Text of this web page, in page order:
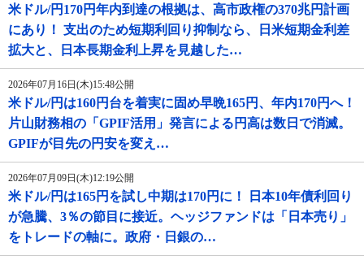
米ドル/円170円年内到達の根拠は、高市政権の370兆円計画
にあり！ 支出のため短期利回り抑制なら、日米短期金利差
拡大と、日本長期金利上昇を見越した…
2026年07月16日(木)15:48公開
米ドル/円は160円台を着実に固め早晩165円、年内170円へ！
片山財務相の「GPIF活用」発言による円高は数日で消滅。
GPIFが目先の円安を変え…
2026年07月09日(木)12:19公開
米ドル/円は165円を試し中期は170円に！ 日本10年債利回り
が急騰、3％の節目に接近。ヘッジファンドは「日本売り」
をトレードの軸に。政府・日銀の…